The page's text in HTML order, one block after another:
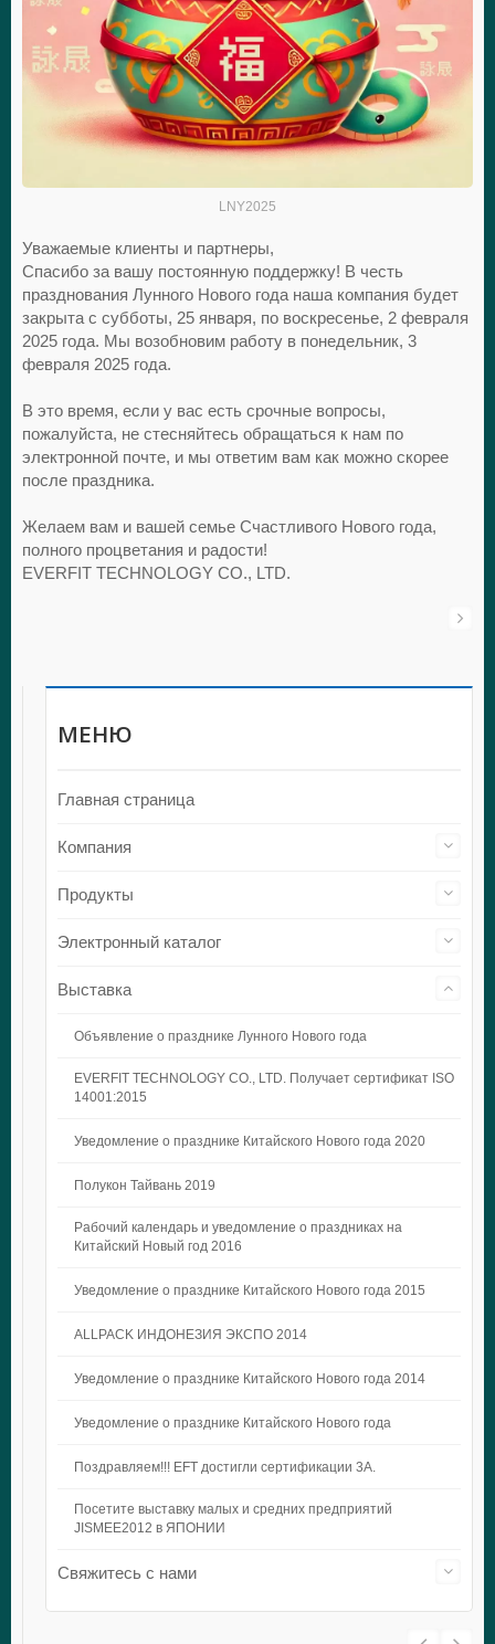
LNY2025
Уважаемые клиенты и партнеры,
Спасибо за вашу постоянную поддержку! В честь
празднования Лунного Нового года наша компания будет
закрыта с субботы, 25 января, по воскресенье, 2 февраля
2025 года. Мы возобновим работу в понедельник, 3
февраля 2025 года.
В это время, если у вас есть срочные вопросы,
пожалуйста, не стесняйтесь обращаться к нам по
электронной почте, и мы ответим вам как можно скорее
после праздника.
Желаем вам и вашей семье Счастливого Нового года,
полного процветания и радости!
EVERFIT TECHNOLOGY CO., LTD.
МЕНЮ
Главная страница
Компания
Продукты
Электронный каталог
Выставка
Объявление о празднике Лунного Нового года
EVERFIT TECHNOLOGY CO., LTD. Получает сертификат ISO
14001:2015
Уведомление о празднике Китайского Нового года 2020
Полукон Тайвань 2019
Рабочий календарь и уведомление о праздниках на
Китайский Новый год 2016
Уведомление о празднике Китайского Нового года 2015
ALLPACK ИНДОНЕЗИЯ ЭКСПО 2014
Уведомление о празднике Китайского Нового года 2014
Уведомление о празднике Китайского Нового года
Поздравляем!!! EFT достигли сертификации 3A.
Посетите выставку малых и средних предприятий
JISMEE2012 в ЯПОНИИ
Свяжитесь с нами